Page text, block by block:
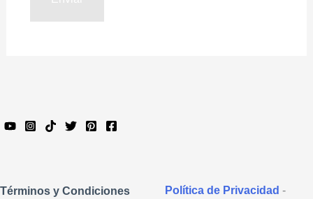
Términos y Condiciones Política de Privacidad -